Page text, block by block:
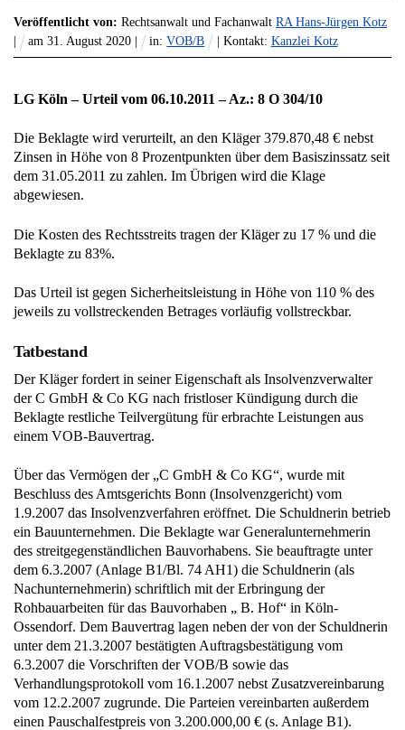
Veröffentlicht von: Rechtsanwalt und Fachanwalt RA Hans-Jürgen Kotz
am31.August 2020 in:VOB/B | Kontakt: Kanzlei Kotz
LG Köln – Urteil vom 06.10.2011 – Az.: 8 O 304/10
Die Beklagte wird verurteilt, an den Kläger 379.870,48 € nebst
Zinsen in Höhe von 8 Prozentpunkten über dem Basiszinssatz seit
dem 31.05.2011 zu zahlen. Im Übrigen wird die Klage
abgewiesen.
Die Kosten des Rechtsstreits tragen der Kläger zu 17 % und die
Beklagte zu 83%.
Das Urteil ist gegen Sicherheitsleistung in Höhe von 110 % des
jeweils zu vollstreckenden Betrages vorläufig vollstreckbar.
Tatbestand
Der Kläger fordert in seiner Eigenschaft als Insolvenzverwalter
der C GmbH & Co KG nach fristloser Kündigung durch die
Beklagte restliche Teilvergütung für erbrachte Leistungen aus
einem VOB-Bauvertrag.
Über das Vermögen der „C GmbH & Co KG“, wurde mit
Beschluss des Amtsgerichts Bonn (Insolvenzgericht) vom
1.9.2007 das Insolvenzverfahren eröffnet. Die Schuldnerin betrieb
ein Bauunternehmen. Die Beklagte war Generalunternehmerin
des streitgegenständlichen Bauvorhabens. Sie beauftragte unter
dem 6.3.2007 (Anlage B1/Bl. 74 AH1) die Schuldnerin (als
Nachunternehmerin) schriftlich mit der Erbringung der
Rohbauarbeiten für das Bauvorhaben „ B. Hof“ in Köln-
Ossendorf. Dem Bauvertrag lagen neben der von der Schuldnerin
unter dem 21.3.2007 bestätigten Auftragsbestätigung vom
6.3.2007 die Vorschriften der VOB/B sowie das
Verhandlungsprotokoll vom 16.1.2007 nebst Zusatzvereinbarung
vom 12.2.2007 zugrunde. Die Parteien vereinbarten außerdem
einen Pauschalfestpreis von 3.200.000,00 € (s. Anlage B1).